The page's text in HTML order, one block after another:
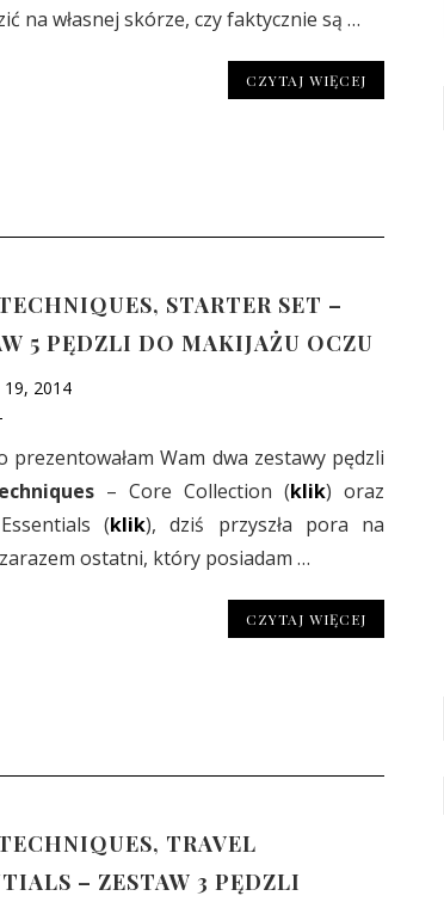
na własnej skórze, czy faktycznie są …
CZYTAJ WIĘCEJ
STARTER SET –
5 PĘDZLI DO MAKIJAŻU OCZU
2014
prezentowałam Wam dwa zestawy pędzli
– Core Collection (klik) oraz
(klik), dziś przyszła pora na
ostatni, który posiadam …
CZYTAJ WIĘCEJ
TRAVEL
– ZESTAW 3 PĘDZLI